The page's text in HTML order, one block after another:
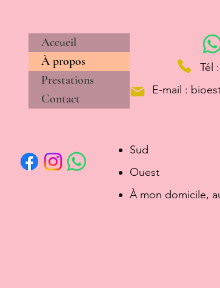
Accueil
À propos
Prestations
Contact
Tél
E-mail :
Sud
Ouest
À mon domicile,